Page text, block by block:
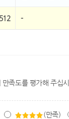
-
족도를 평가해 주십
(만족)